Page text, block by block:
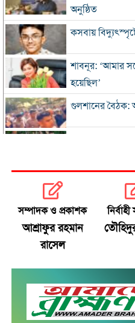
অনুষ্ঠিত
কসবায়
শাবনূর: ‘আমার
হয়েছিল’
গুলশানের বৈঠক:
গ্যাস-বিদ্যুৎ
বিএনপি নেতা
অভিযোগ
জুলাইযোদ্ধাদের
সম্পাদক ও প্রকাশক
আশ্রাফুর রহমান
রাসেল